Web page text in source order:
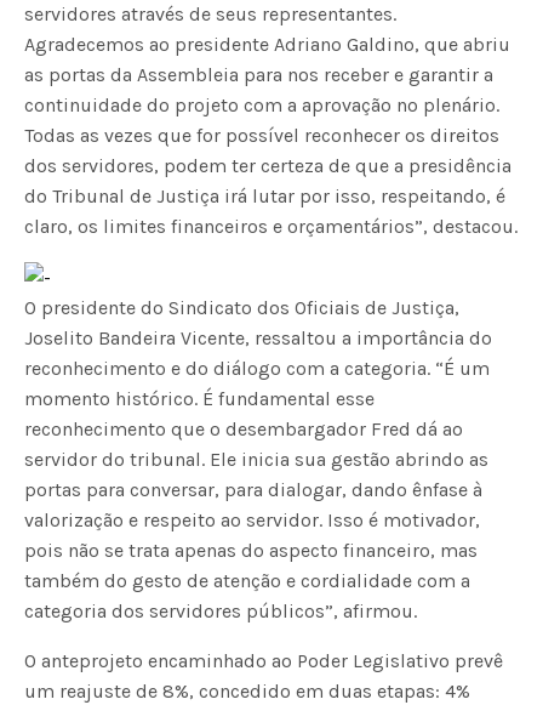
servidores através de seus representantes.
Agradecemos ao presidente Adriano Galdino, que abriu
as portas da Assembleia para nos receber e garantir a
continuidade do projeto com a aprovação no plenário.
Todas as vezes que for possível reconhecer os direitos
dos servidores, podem ter certeza de que a presidência
do Tribunal de Justiça irá lutar por isso, respeitando, é
claro, os limites financeiros e orçamentários”, destacou.
O presidente do Sindicato dos Oficiais de Justiça,
Joselito Bandeira Vicente, ressaltou a importância do
reconhecimento e do diálogo com a categoria. “É um
momento histórico. É fundamental esse
reconhecimento que o desembargador Fred dá ao
servidor do tribunal. Ele inicia sua gestão abrindo as
portas para conversar, para dialogar, dando ênfase à
valorização e respeito ao servidor. Isso é motivador,
pois não se trata apenas do aspecto financeiro, mas
também do gesto de atenção e cordialidade com a
categoria dos servidores públicos”, afirmou.
O anteprojeto encaminhado ao Poder Legislativo prevê
um reajuste de 8%, concedido em duas etapas: 4%